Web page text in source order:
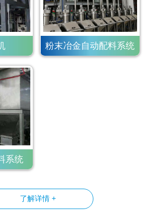
粉末冶金自动配料系统
系统
了解详情 +